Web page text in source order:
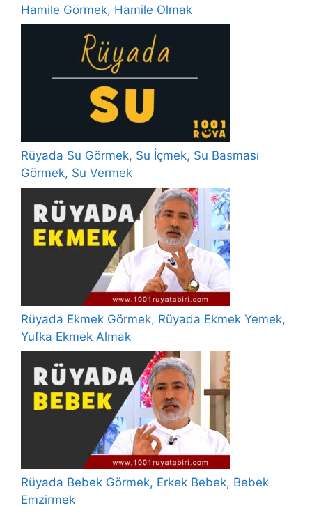
Hamile Görmek, Hamile Olmak
Rüyada Su Görmek, Su İçmek, Su Basması
Görmek, Su Vermek
Rüyada Ekmek Görmek, Rüyada Ekmek Yemek,
Yufka Ekmek Almak
Rüyada Bebek Görmek, Erkek Bebek, Bebek
Emzirmek